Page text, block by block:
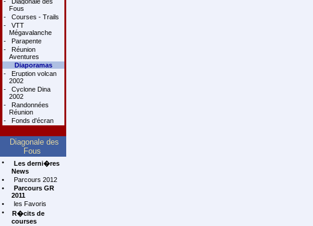
Fous
-
Courses - Trails
-
VTT
Mégavalanche
-
Parapente
-
Réunion
Aventures
Diaporamas
-
Eruption volcan
2002
-
Cyclone Dina
2002
-
Randonnées
Réunion
-
Fonds d'écran
Diagonale des
Fous
•
Les derni�res
News
•
Parcours 2012
•
Parcours GR
2011
•
les Favoris
•
R�cits de
courses